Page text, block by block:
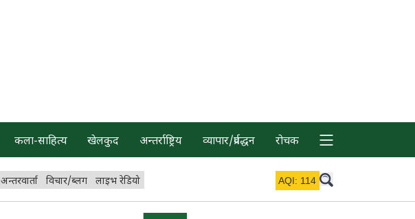
कला-साहित्य खेलकुद अन्तर्राष्ट्रिय व्यापार/प्रर्वद्धन रोचक
अन्तरवार्ता विचार/ब्लग लाइभ रेडियो AQI: 114